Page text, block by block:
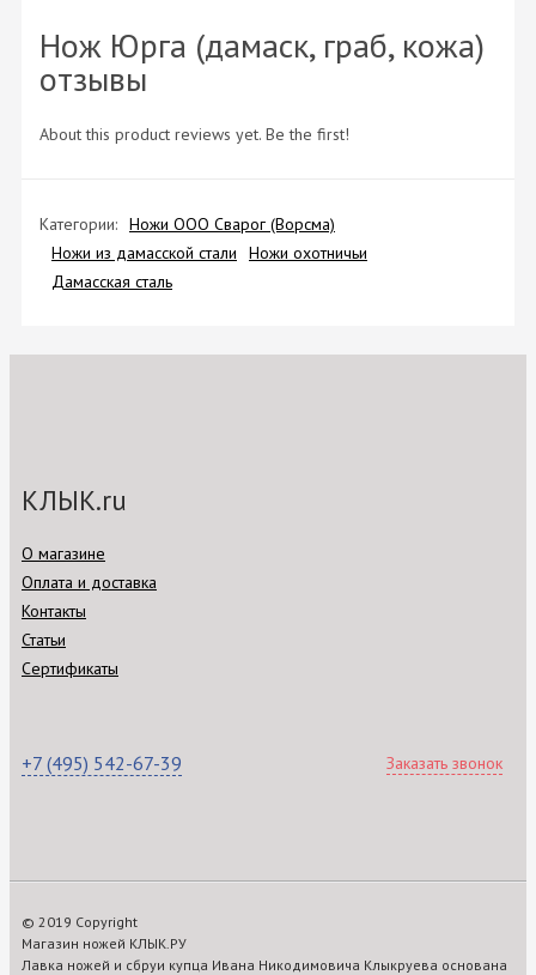
Нож Юрга (дамаск, граб, кожа)
отзывы
About this product reviews yet. Be the first!
Категории: Ножи ООО Сварог (Ворсма)
Ножи из дамасской стали
Ножи охотничьи
Дамасская сталь
КЛЫК.ru
О магазине
Оплата и доставка
Контакты
Статьи
Сертификаты
+7 (495) 542-67-39 Заказать звонок
© 2019 Copyright
Магазин ножей КЛЫК.РУ
Лавка ножей и сбруи купца Ивана Никодимовича Клыкруева основана